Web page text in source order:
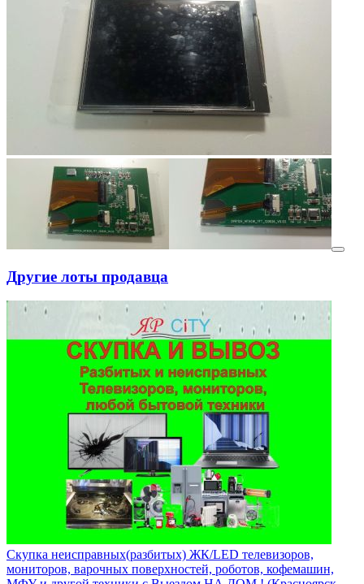
Другие лоты продавца
Скупка неисправных(разбитых) ЖК/LED телевизоров,
мониторов, варочных поверхностей, роботов, кофемашин,